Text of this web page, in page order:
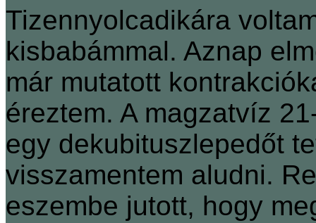
Tizennyolcadikára
kisbabámmal. Aznap
már mutatott
éreztem. A magzatvíz
egy dekubituszlepedőt
visszamentem aludni.
eszembe jutott, hogy